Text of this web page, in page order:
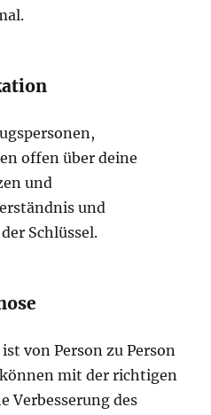
offen über deine
und
und
Schlüssel.
von Person zu Person
mit der richtigen
Verbesserung des